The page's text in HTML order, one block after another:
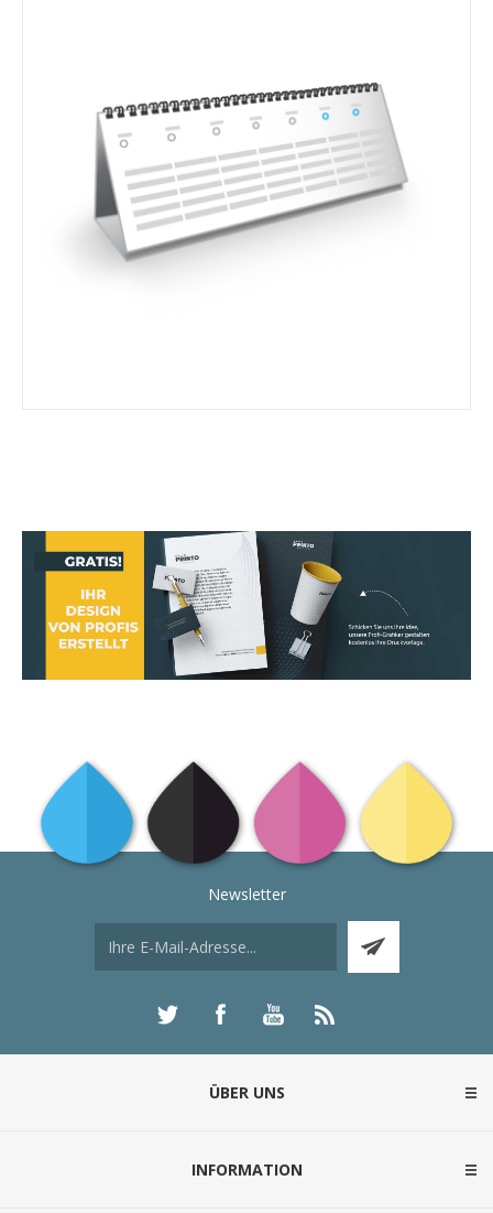
Newsletter
ÜBER UNS
INFORMATION